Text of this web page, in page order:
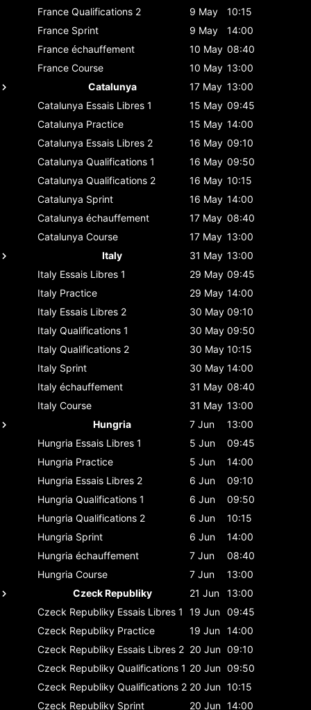
France Qualifications 2 9 May
10:15
France Sprint 9 May
14:00
France échauffement 10 May 08:40
France Course 10 May 13:00
Catalunya
17 May 13:00
Catalunya Essais Libres 1 15 May 09:45
Catalunya Practice 15 May 14:00
Catalunya Essais Libres 2 16 May 09:10
Catalunya Qualifications 1 16 May 09:50
Catalunya Qualifications 2 16 May 10:15
Catalunya Sprint 16 May 14:00
Catalunya échauffement 17 May 08:40
Catalunya Course 17 May 13:00
Italy
31 May 13:00
Italy Essais Libres 1 29 May 09:45
Italy Practice 29 May 14:00
Italy Essais Libres 2 30 May 09:10
Italy Qualifications 1 30 May 09:50
Italy Qualifications 2 30 May 10:15
Italy Sprint 30 May 14:00
Italy échauffement 31 May 08:40
Italy Course 31 May 13:00
Hungria
7 Jun
13:00
Hungria Essais Libres 1 5 Jun
09:45
Hungria Practice 5 Jun
14:00
Hungria Essais Libres 2 6 Jun
09:10
Hungria Qualifications 1 6 Jun
09:50
Hungria Qualifications 2 6 Jun
10:15
Hungria Sprint 6 Jun
14:00
Hungria échauffement 7 Jun
08:40
Hungria Course 7 Jun
13:00
Czeck Republiky
21 Jun
13:00
Czeck Republiky Essais Libres 1 19 Jun 09:45
Czeck Republiky Practice 19 Jun 14:00
Czeck Republiky Essais Libres 2 20 Jun 09:10
Czeck Republiky Qualifications 1 20 Jun 09:50
Czeck Republiky Qualifications 2 20 Jun 10:15
Czeck Republiky Sprint 20 Jun 14:00